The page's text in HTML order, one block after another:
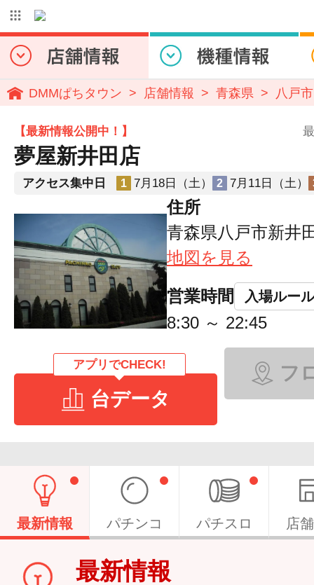
DMMぱちタウン 店舗情報 青森県 八戸市
【最新情報公開中！】
夢屋新井田店
アクセス集中日 1 7月18日（土） 2 7月11日（土）
住所
青森県八戸市新井
地図を見る
営業時間 入場ルール
8:30 ～ 22:45
アプリでCHECK!
台データ
フ
最新情報 パチンコ パチスロ 店
最新情報